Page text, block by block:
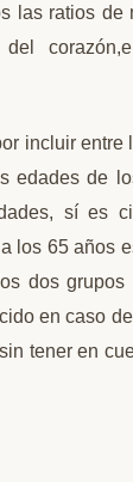
las ratios
incluir
edades de
sí es
los 65 años
dos
en caso
tener en